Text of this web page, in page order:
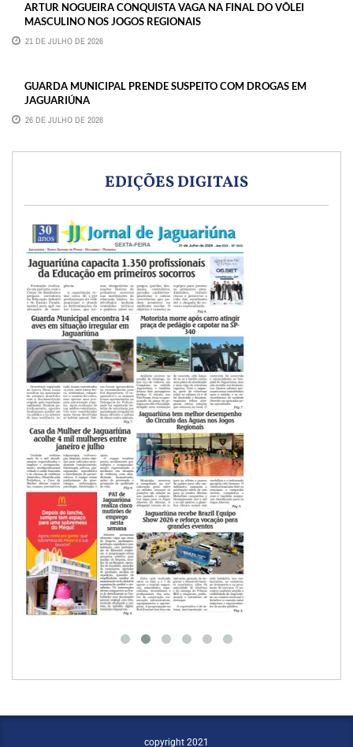
ARTUR NOGUEIRA CONQUISTA VAGA NA FINAL DO VÔLEI
MASCULINO NOS JOGOS REGIONAIS
21 DE JULHO DE 2026
GUARDA MUNICIPAL PRENDE SUSPEITO COM DROGAS EM
JAGUARIÚNA
26 DE JULHO DE 2026
EDIÇÕES DIGITAIS
copyright 2021